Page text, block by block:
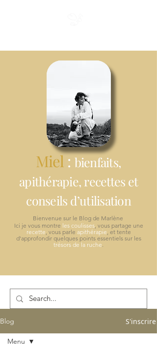
Miel : bienfaits,
apithérapie, recettes et
conseils d’utilisation
Bienvenue sur le Blog de Marlène
Ici je vous montre les coulisses, vous partage une
recette, vous parle apithérapie, et tente
d'approfondir quelques points essentiels sur les
trésors de la ruche.
Blog S'inscrire
Menu